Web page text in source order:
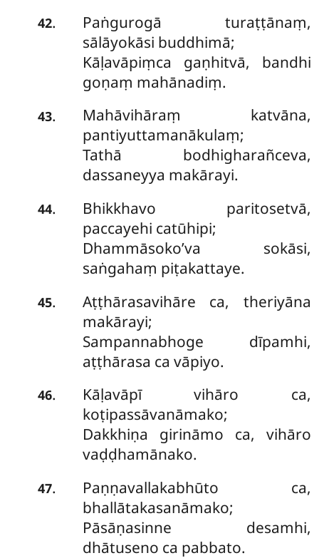
42.
Paṅgurogā turaṭṭānaṃ,
sālāyokāsi buddhimā;
Kāḷavāpiṃca gaṇhitvā, bandhi
goṇaṃ mahānadiṃ.
43. Mahāvihāraṃ katvāna,
pantiyuttamanākulaṃ;
Tathā bodhigharañceva,
dassaneyya makārayi.
44.
Bhikkhavo paritosetvā,
paccayehi catūhipi;
Dhammāsoko’va sokāsi,
saṅgahaṃ piṭakattaye.
45.
Aṭṭhārasavihāre ca, theriyāna
makārayi;
Sampannabhoge dīpamhi,
aṭṭhārasa ca vāpiyo.
46.
Kāḷavāpī vihāro ca,
koṭipassāvanāmako;
Dakkhiṇa girināmo ca, vihāro
vaḍḍhamānako.
47.
Paṇṇavallakabhūto ca,
bhallātakasanāmako;
Pāsāṇasinne desamhi,
dhātuseno ca pabbato.